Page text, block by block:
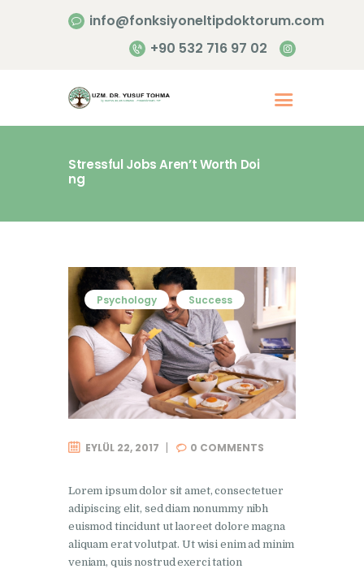
info@fonksiyoneltipdoktorum.com
+90 532 716 97 02
Stressful Jobs Aren’t Worth Doi
ng
Hakkımızda
İletişim
Psychology Success
EYLÜL 22, 2017 0 COMMENTS
Lorem ipsum dolor sit amet, consectetuer
adipiscing elit, sed diam nonummy nibh
euismod tincidunt ut laoreet dolore magna
aliquam erat volutpat. Ut wisi enim ad minim
veniam, quis nostrud exerci tation